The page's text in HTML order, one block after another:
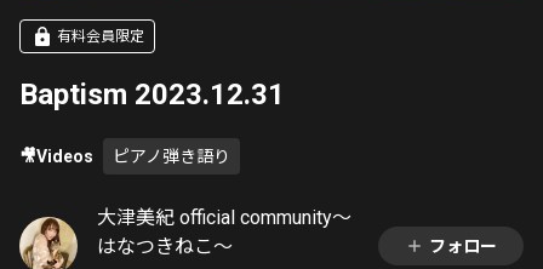
有料会員限定
Baptism 2023.12.31
🎥Videos ピアノ弾き語り
大津美紀 official community〜
はなつきねこ〜
フォロー